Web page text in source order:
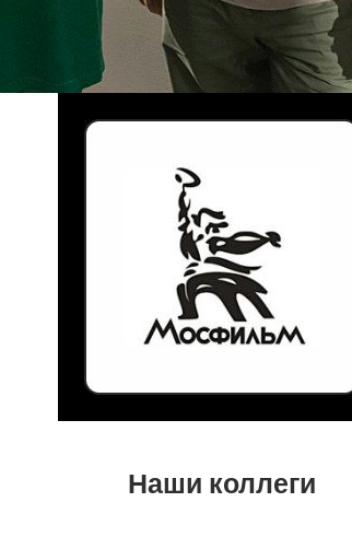
Наши коллеги